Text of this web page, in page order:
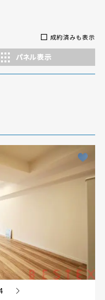
成約済みも表示
パネル表示